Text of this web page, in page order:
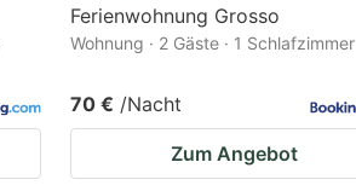
Ferienwohnung Grosso
Wohnung · 2 Gäste · 1 Schlafzimmer
70 € /Nacht
Zum Angebot